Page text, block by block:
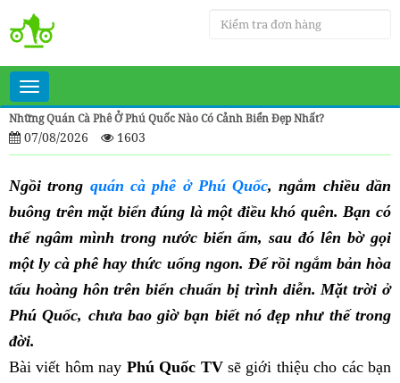
Toggle
navigation
Những Quán Cà Phê Ở Phú Quốc Nào Có Cảnh Biển Đẹp Nhất?
07/08/2026 1603
Ngồi trong quán cà phê ở Phú Quốc, ngắm chiều dần
buông trên mặt biển đúng là một điều khó quên. Bạn có
thể ngâm mình trong nước biển ấm, sau đó lên bờ gọi
một ly cà phê hay thức uống ngon. Để rồi ngắm bản hòa
tấu hoàng hôn trên biển chuẩn bị trình diễn. Mặt trời ở
Phú Quốc, chưa bao giờ bạn biết nó đẹp như thế trong
đời.
Bài viết hôm nay Phú Quốc TVsẽ giới thiệu cho các bạn